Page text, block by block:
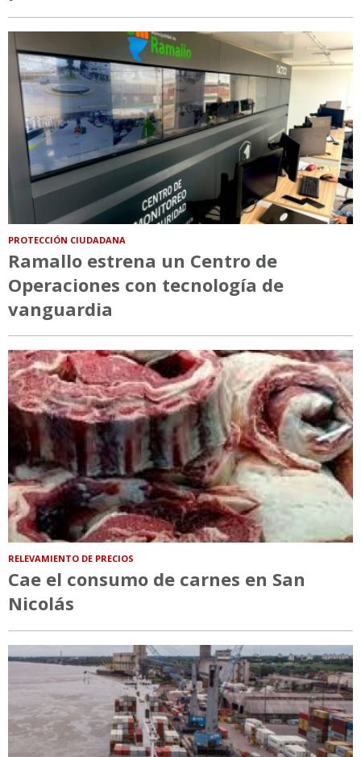
PROTECCIÓN CIUDADANA
Ramallo estrena un Centro de
Operaciones con tecnología de
vanguardia
RELEVAMIENTO DE PRECIOS
Cae el consumo de carnes en San
Nicolás